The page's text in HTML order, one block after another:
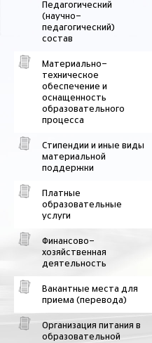
Педагогический
(научно-
педагогический)
состав
Материально-
техническое
обеспечение и
оснащенность
образовательного
процесса
Стипендии и иные виды
материальной
поддержки
Платные
образовательные
услуги
Финансово-
хозяйственная
деятельность
Вакантные места для
приема (перевода)
Организация питания в
образовательной